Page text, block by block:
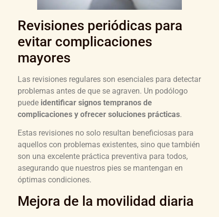
Revisiones periódicas para
evitar complicaciones
mayores
Las revisiones regulares son esenciales para detectar
problemas antes de que se agraven. Un podólogo
puedeidentificar signos tempranos de
complicaciones y ofrecer soluciones prácticas.
Estas revisiones no solo resultan beneficiosas para
aquellos con problemas existentes, sino que también
son una excelente práctica preventiva para todos,
asegurando que nuestros pies se mantengan en
óptimas condiciones.
Mejora de la movilidad diaria